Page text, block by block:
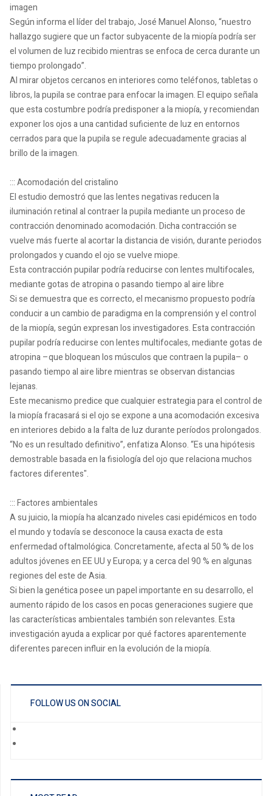
imagen
Según informa el líder del trabajo, José Manuel Alonso, “nuestro
hallazgo sugiere que un factor subyacente de la miopía podría ser
el volumen de luz recibido mientras se enfoca de cerca durante un
tiempo prolongado”.
Al mirar objetos cercanos en interiores como teléfonos, tabletas o
libros, la pupila se contrae para enfocar la imagen. El equipo señala
que esta costumbre podría predisponer a la miopía, y recomiendan
exponer los ojos a una cantidad suficiente de luz en entornos
cerrados para que la pupila se regule adecuadamente gracias al
brillo de la imagen.
::: Acomodación del cristalino
El estudio demostró que las lentes negativas reducen la
iluminación retinal al contraer la pupila mediante un proceso de
contracción denominado acomodación. Dicha contracción se
vuelve más fuerte al acortar la distancia de visión, durante periodos
prolongados y cuando el ojo se vuelve miope.
Esta contracción pupilar podría reducirse con lentes multifocales,
mediante gotas de atropina o pasando tiempo al aire libre
Si se demuestra que es correcto, el mecanismo propuesto podría
conducir a un cambio de paradigma en la comprensión y el control
de la miopía, según expresan los investigadores. Esta contracción
pupilar podría reducirse con lentes multifocales, mediante gotas de
atropina –que bloquean los músculos que contraen la pupila– o
pasando tiempo al aire libre mientras se observan distancias
lejanas.
Este mecanismo predice que cualquier estrategia para el control de
la miopía fracasará si el ojo se expone a una acomodación excesiva
en interiores debido a la falta de luz durante períodos prolongados.
“No es un resultado definitivo”, enfatiza Alonso. “Es una hipótesis
demostrable basada en la fisiología del ojo que relaciona muchos
factores diferentes".
::: Factores ambientales
A su juicio, la miopía ha alcanzado niveles casi epidémicos en todo
el mundo y todavía se desconoce la causa exacta de esta
enfermedad oftalmológica. Concretamente, afecta al 50 % de los
adultos jóvenes en EE UU y Europa; y a cerca del 90 % en algunas
regiones del este de Asia.
Si bien la genética posee un papel importante en su desarrollo, el
aumento rápido de los casos en pocas generaciones sugiere que
las características ambientales también son relevantes. Esta
investigación ayuda a explicar por qué factores aparentemente
diferentes parecen influir en la evolución de la miopía.
FOLLOW US ON SOCIAL